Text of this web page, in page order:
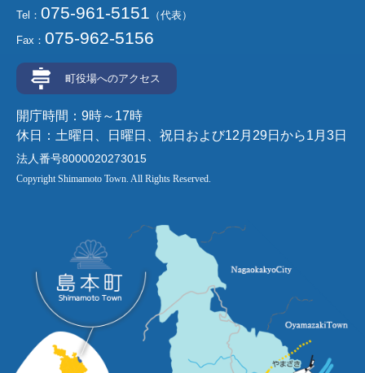
Tel： 075-961-5151 （代表）
Fax： 075-962-5156
町役場へのアクセス
開庁時間：9時～17時
休日：土曜日、日曜日、祝日および12月29日から1月3日
法人番号8000020273015
Copyright Shimamoto Town. All Rights Reserved.